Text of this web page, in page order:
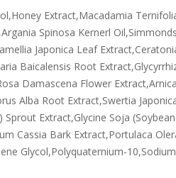
Extract,Macadamia
Spinosa Kernerl
Japonica Leaf
Baicalensis Root
Damascena Flower
Alba Root Extract,Swertia
Extract,Glycine Soja
Cassia Bark Extract,Portulaca
Glycol,Polyquaternium-10,Sodium